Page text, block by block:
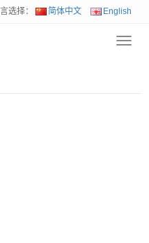
选择： 简体中文 English
SWDM Z-BLOCK